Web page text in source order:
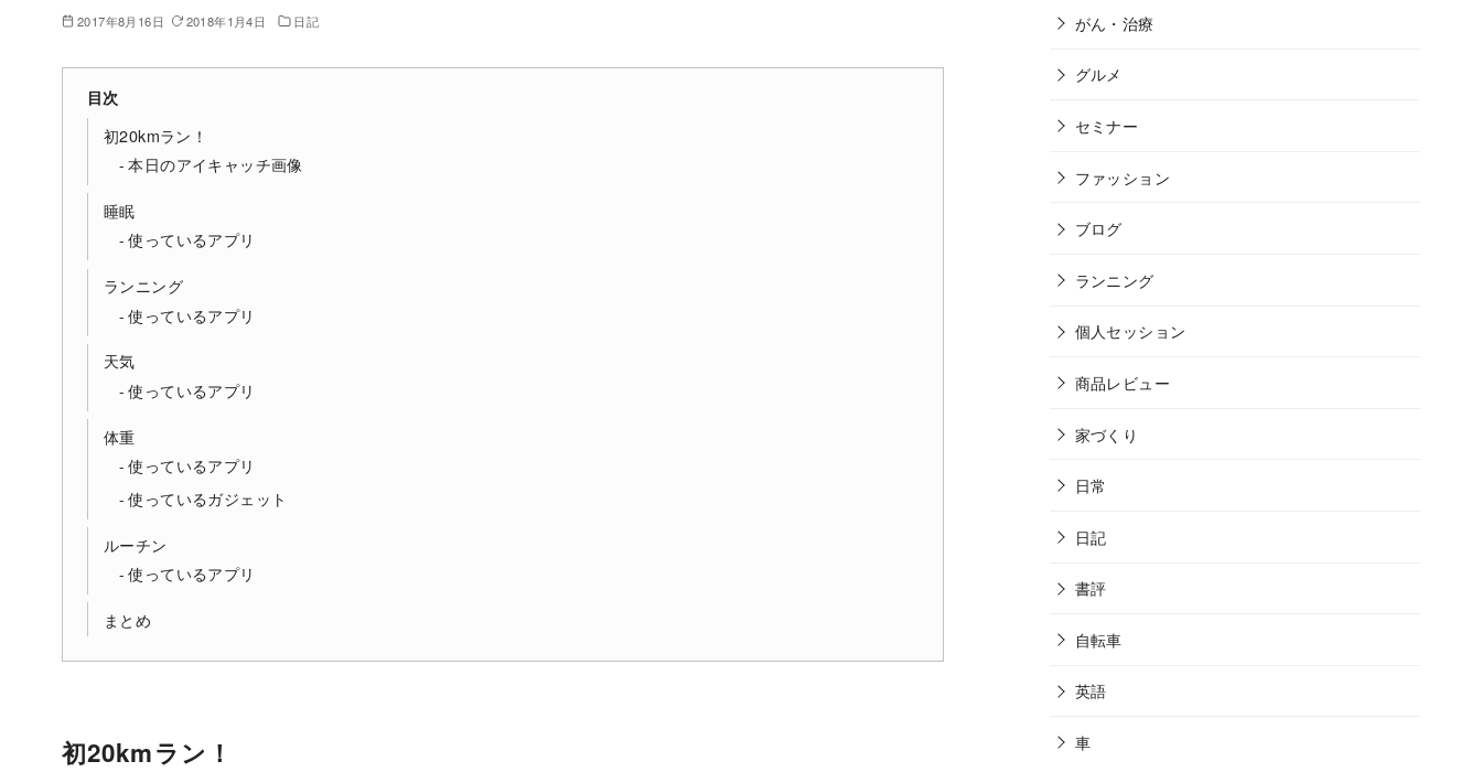
2017年8月16日 2018年1月4日 日記
目次
初20kmラン！
本日のアイキャッチ画像
睡眠
使っているアプリ
ランニング
使っているアプリ
天気
使っているアプリ
体重
使っているアプリ
使っているガジェット
ルーチン
使っているアプリ
まとめ
初20kmラン！
がん・治療
グルメ
セミナー
ファッション
ブログ
ランニング
個人セッション
商品レビュー
家づくり
日常
日記
書評
自転車
英語
車